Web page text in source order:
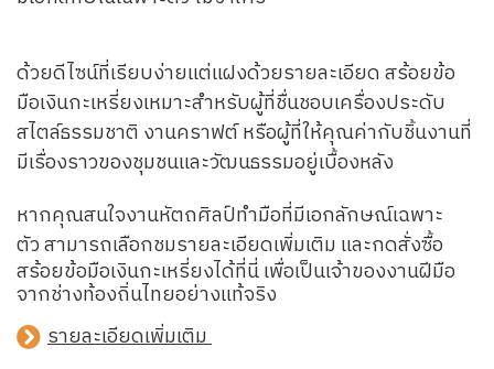
ด้วยดีไซน์ที่เรียบง่ายแต่แฝงด้วยรายละเอียด สร้อยข้อ
มือเงินกะเหรี่ยงเหมาะสำหรับผู้ที่ชื่นชอบเครื่องประดับ
สไตล์ธรรมชาติ งานคราฟต์ หรือผู้ที่ให้คุณค่ากับชิ้นงานที่
มีเรื่องราวของชุมชนและวัฒนธรรมอยู่เบื้องหลัง
หากคุณสนใจงานหัตถศิลป์ทำมือที่มีเอกลักษณ์เฉพาะ
ตัวสามารถเลือกชมรายละเอียดเพิ่มเติม และกดสั่งซื้อ
สร้อยข้อมือเงินกะเหรี่ยงได้ที่นี่ เพื่อเป็นเจ้าของงานฝีมือ
จากช่างท้องถิ่นไทยอย่างแท้จริง
รายละเอียดเพิ่มเติม